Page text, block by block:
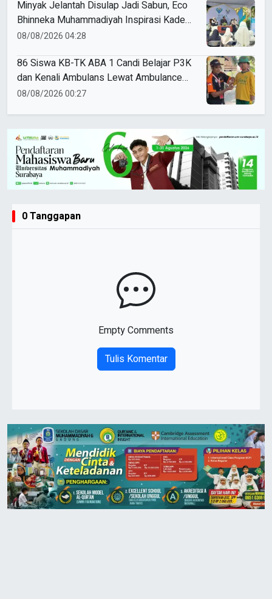
Minyak Jelantah Disulap Jadi Sabun, Eco
Bhinneka Muhammadiyah Inspirasi Kader
Nasyiatul Aisyiyah
08/08/2026 04:28
86 Siswa KB-TK ABA 1 Candi Belajar P3K
dan Kenali Ambulans Lewat Ambulance
Goes to Schools
08/08/2026 00:27
0 Tanggapan
Empty Comments
Tulis Komentar